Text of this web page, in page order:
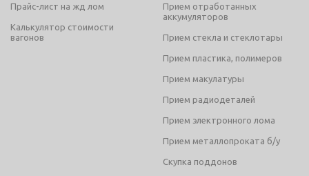
Прайс-лист на жд лом
Калькулятор стоимости
вагонов
Прием отработанных
аккумуляторов
Прием стекла и стеклотары
Прием пластика, полимеров
Прием макулатуры
Прием радиодеталей
Прием электронного лома
Прием металлопроката б/у
Скупка поддонов